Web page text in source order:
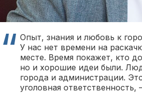
Опыт, знания и любовь к
У нас нет времени на
месте. Время покажет, кто
но и хорошие идеи были.
города и администрации.
уголовная